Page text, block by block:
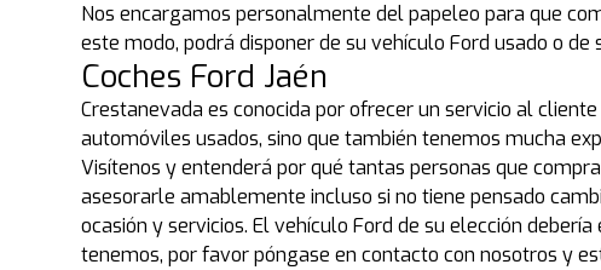
Nos encargamos personalmente del papeleo para que
este modo, podrá disponer de su vehículo Ford usado o de
Coches Ford Jaén
Crestanevada es conocida por ofrecer un servicio al
automóviles usados, sino que también tenemos mucha
Visítenos y entenderá por qué tantas personas que
asesorarle amablemente incluso si no tiene pensado
ocasión y servicios. El vehículo Ford de su elección
tenemos, por favor póngase en contacto con nosotros y